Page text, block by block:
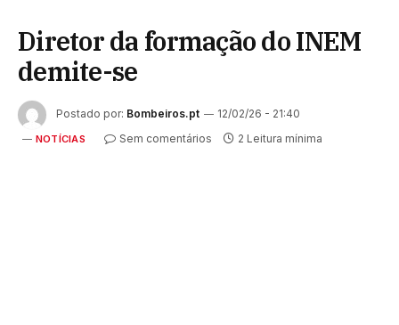
Diretor da formação do INEM
demite-se
Postado por: Bombeiros.pt 12/02/26 - 21:40
NOTÍCIAS Sem comentários 2 Leitura mínima